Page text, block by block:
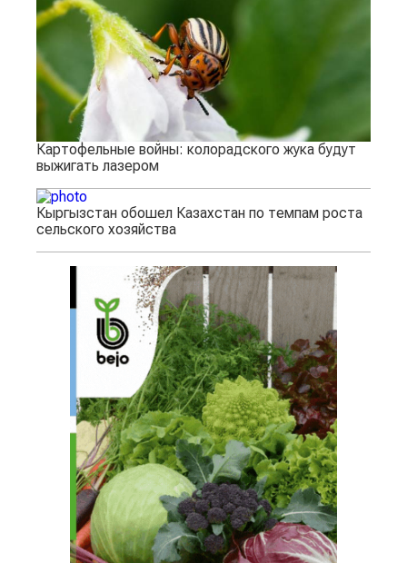
Картофельные войны: колорадского жука будут
выжигать лазером
Кыргызстан обошел Казахстан по темпам роста
сельского хозяйства